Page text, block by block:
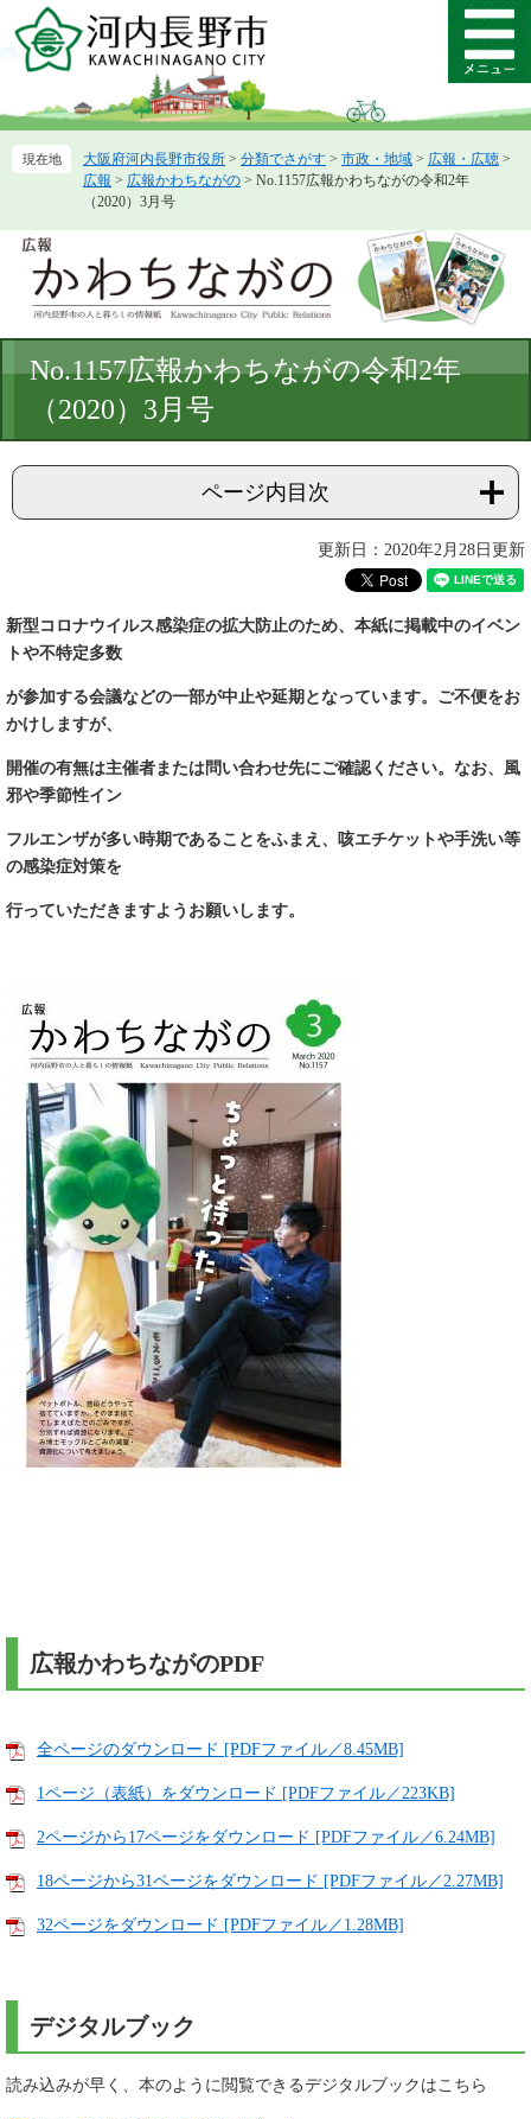
ー
先
ニ
を
メ
ニ
ー
大阪府河内長野市役所 > 分類でさがす > 市政・地域 > 広報・広聴 >
広報 > 広報かわちながの > No.1157広報かわちながの令和2年
（2020）3月号
文
No.1157広報かわちながの令和2年
（2020）3月号
ページ内目次
更新日：2020年2月28日更新
新型コロナウイルス感染症の拡大防止のため、本紙に掲載中のイベン
トや不特定多数
が参加する会議などの一部が中止や延期となっています。ご不便をお
かけしますが、
開催の有無は主催者または問い合わせ先にご確認ください。なお、風
邪や季節性イン
フルエンザが多い時期であることをふまえ、咳エチケットや手洗い等
の感染症対策を
行っていただきますようお願いします。
広報かわちながのPDF
全ページのダウンロード [PDFファイル／8.45MB]
1ページ（表紙）をダウンロード [PDFファイル／223KB]
2ページから17ページをダウンロード [PDFファイル／6.24MB]
18ページから31ページをダウンロード [PDFファイル／2.27MB]
32ページをダウンロード [PDFファイル／1.28MB]
デジタルブック
読み込みが早く、本のように閲覧できるデジタルブックはこちら